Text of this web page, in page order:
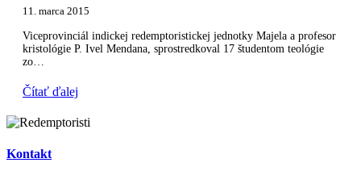
11. marca 2015
Viceprovinciál indickej redemptoristickej jednotky Majela a profesor
kristológie P. Ivel Mendana, sprostredkoval 17 študentom teológie
zo…
Čítať ďalej
Kontakt